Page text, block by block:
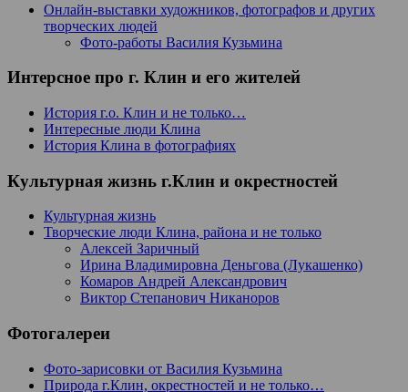
Онлайн-выставки художников, фотографов и других
творческих людей
Фото-работы Василия Кузьмина
Интерсное про г. Клин и его жителей
История г.о. Клин и не только…
Интересные люди Клина
История Клина в фотографиях
Культурная жизнь г.Клин и окрестностей
Культурная жизнь
Творческие люди Клина, района и не только
Алексей Заричный
Ирина Владимировна Деньгова (Лукашенко)
Комаров Андрей Александрович
Виктор Степанович Никаноров
Фотогалереи
Фото-зарисовки от Василия Кузьмина
Природа г.Клин, окрестностей и не только…